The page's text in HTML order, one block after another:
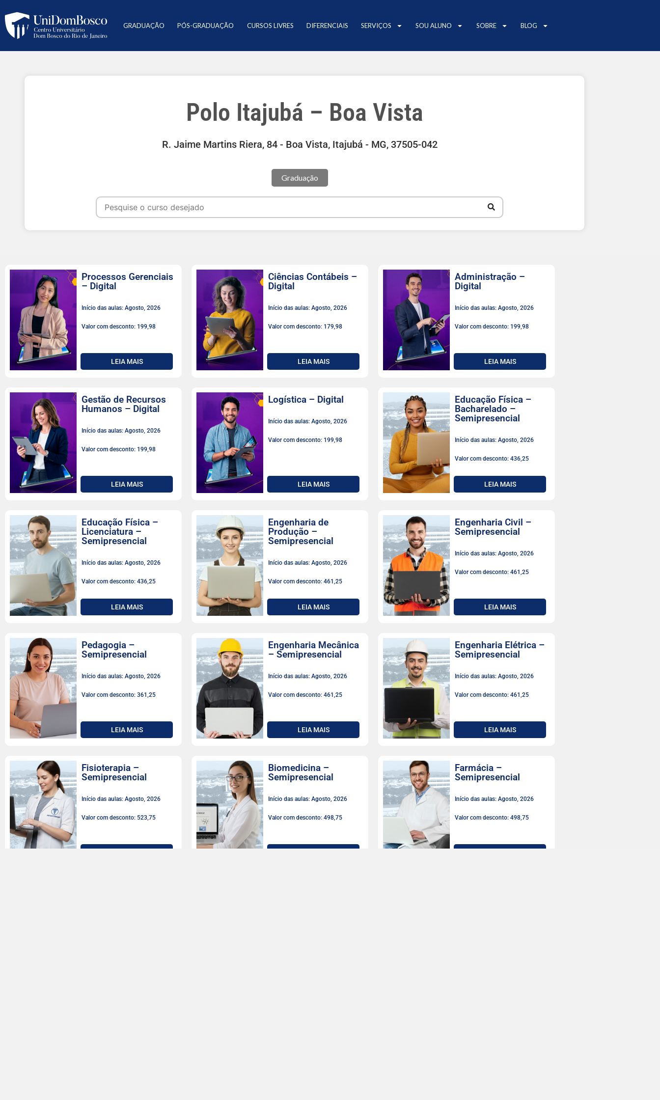
GRADUAÇÃO PÓS-GRADUAÇÃO CURSOS LIVRES DIFERENCIAIS SERVIÇOS SOU ALUNO SOBRE BLOG
Polo Itajubá – Boa Vista
R. Jaime Martins Riera, 84 - Boa Vista, Itajubá - MG, 37505-042
Graduação
Processos Gerenciais
– Digital
Início das aulas: Agosto, 2026
Valor com desconto: 199,98
LEIA MAIS
Ciências Contábeis –
Digital
Início das aulas: Agosto, 2026
Valor com desconto: 179,98
LEIA MAIS
Administração –
Digital
Início das aulas: Agosto, 2026
Valor com desconto: 199,98
LEIA MAIS
Gestão de Recursos
Humanos – Digital
Início das aulas: Agosto, 2026
Valor com desconto: 199,98
LEIA MAIS
Logística – Digital
Início das aulas: Agosto, 2026
Valor com desconto: 199,98
LEIA MAIS
Educação Física –
Bacharelado –
Semipresencial
Início das aulas: Agosto, 2026
Valor com desconto: 436,25
LEIA MAIS
Educação Física –
Licenciatura –
Semipresencial
Início das aulas: Agosto, 2026
Valor com desconto: 436,25
LEIA MAIS
Engenharia de
Produção –
Semipresencial
Início das aulas: Agosto, 2026
Valor com desconto: 461,25
LEIA MAIS
Engenharia Civil –
Semipresencial
Início das aulas: Agosto, 2026
Valor com desconto: 461,25
LEIA MAIS
Pedagogia –
Semipresencial
Início das aulas: Agosto, 2026
Valor com desconto: 361,25
LEIA MAIS
Engenharia Mecânica
– Semipresencial
Início das aulas: Agosto, 2026
Valor com desconto: 461,25
LEIA MAIS
Engenharia Elétrica –
Semipresencial
Início das aulas: Agosto, 2026
Valor com desconto: 461,25
LEIA MAIS
Fisioterapia –
Semipresencial
Início das aulas: Agosto, 2026
Valor com desconto: 523,75
Biomedicina –
Semipresencial
Início das aulas: Agosto, 2026
Valor com desconto: 498,75
Farmácia –
Semipresencial
Início das aulas: Agosto, 2026
Valor com desconto: 498,75